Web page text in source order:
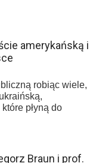
amerykańską i
robiąc wiele,
płyną do
Braun i prof.